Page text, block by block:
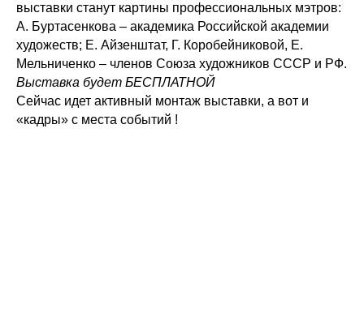
выставки станут картины профессиональных мэтров:
А. Буртасенкова – академика Российской академии
художеств; Е. Айзенштат, Г. Коробейниковой, Е.
Мельниченко – членов Союза художников СССР и РФ.
Выставка будет БЕСПЛАТНОЙ
Сейчас идет активный монтаж выставки, а вот и
«кадры» с места событий !